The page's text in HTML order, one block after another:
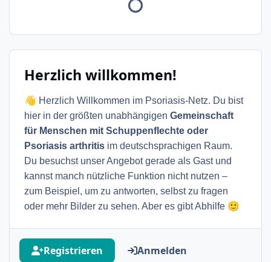
Herzlich willkommen!
👋 Herzlich Willkommen im Psoriasis-Netz. Du bist
hier in der größten unabhängigen Gemeinschaft
für Menschen mit Schuppenflechte oder
Psoriasis arthritis im deutschsprachigen Raum.
Du besuchst unser Angebot gerade als Gast und
kannst manch nützliche Funktion nicht nutzen –
zum Beispiel, um zu antworten, selbst zu fragen
oder mehr Bilder zu sehen. Aber es gibt Abhilfe 🙂
Registrieren Anmelden